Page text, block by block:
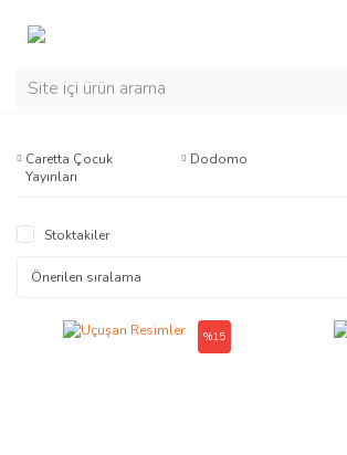
Caretta Çocuk
Yayınları
Dodomo
Stoktakiler
%15